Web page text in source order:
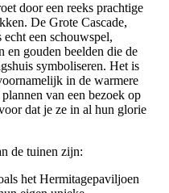
door een reeks prachtige
De Grote Cascade,
echt een schouwspel,
en gouden beelden die de
symboliseren. Het is
in de warmere
van een bezoek op
dat je ze in al hun glorie
de tuinen zijn:
het Hermitagepaviljoen